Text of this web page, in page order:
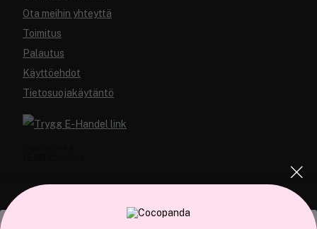
Ota meihin yhteyttä
Toimitus
Palautus
Käyttöehdot
Tietosuojakäytäntö